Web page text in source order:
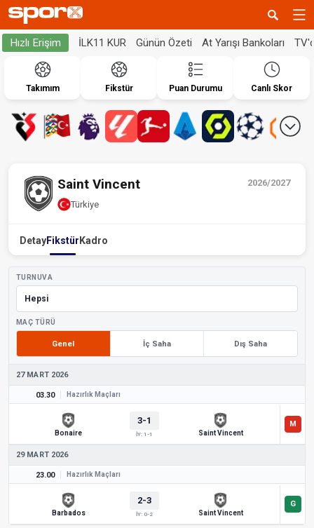
Hızlı Erişim İLK11 KUR Günün Özeti At Yarışı Bankoları
Takımım Fikstür Puan Durumu Canlı Skor
2026/2027
Saint Vincent
Türkiye
DetayFikstür Kadro
TURNUVA
MAÇ TÜRÜ
Genel İç Saha Dış Saha
27 MART 2026
03.30 Hazırlık Maçları
Bonaire
3-1
İY: 1-1 Saint Vincent
29 MART 2026
23.00 Hazırlık Maçları
Barbados
2-3
İY: 0-2 Saint Vincent